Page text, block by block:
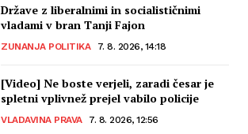
Države z liberalnimi in socialističnimi
vladami v bran Tanji Fajon
ZUNANJA POLITIKA 7. 8. 2026, 14:18
[Video] Ne boste verjeli, zaradi česar je
spletni vplivnež prejel vabilo policije
VLADAVINA PRAVA 7. 8. 2026, 12:56